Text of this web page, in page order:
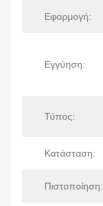
Εφαρμογή:
Εγγύηση:
Τύπος:
Κατάσταση:
Πιστοποίηση: